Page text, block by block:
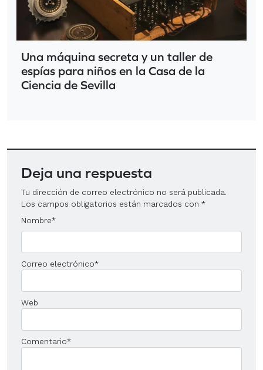
Una máquina secreta y un taller de
espías para niños en la Casa de la
Ciencia de Sevilla
Deja una respuesta
Tu dirección de correo electrónico no será publicada.
Los campos obligatorios están marcados con *
Nombre*
Correo electrónico*
Web
Comentario*